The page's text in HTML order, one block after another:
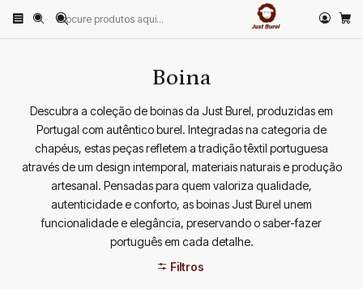
Início PRODUTOS CHAPÉUS
Boina
Descubra a coleção de boinas da Just Burel, produzidas em
Portugal com autêntico burel. Integradas na categoria de
chapéus, estas peças refletem a tradição têxtil portuguesa
através de um design intemporal, materiais naturais e produção
artesanal. Pensadas para quem valoriza qualidade,
autenticidade e conforto, as boinas Just Burel unem
funcionalidade e elegância, preservando o saber-fazer
português em cada detalhe.
Filtros